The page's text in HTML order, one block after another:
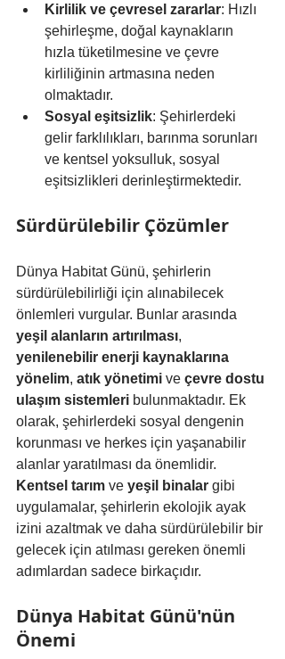
Kirlilik ve çevresel zararlar: Hızlı
şehirleşme, doğal kaynakların
hızla tüketilmesine ve çevre
kirliliğinin artmasına neden
olmaktadır.
Sosyal eşitsizlik: Şehirlerdeki
gelir farklılıkları, barınma sorunları
ve kentsel yoksulluk, sosyal
eşitsizlikleri derinleştirmektedir.
Sürdürülebilir Çözümler
Dünya Habitat Günü, şehirlerin
sürdürülebilirliği için alınabilecek
önlemleri vurgular. Bunlar arasında
yeşil alanların artırılması,
yenilenebilir enerji kaynaklarına
yönelim, atık yönetimi ve çevre dostu
ulaşım sistemleri bulunmaktadır. Ek
olarak, şehirlerdeki sosyal dengenin
korunması ve herkes için yaşanabilir
alanlar yaratılması da önemlidir.
Kentsel tarım ve yeşil binalar gibi
uygulamalar, şehirlerin ekolojik ayak
izini azaltmak ve daha sürdürülebilir bir
gelecek için atılması gereken önemli
adımlardan sadece birkaçıdır.
Dünya Habitat Günü'nün
Önemi